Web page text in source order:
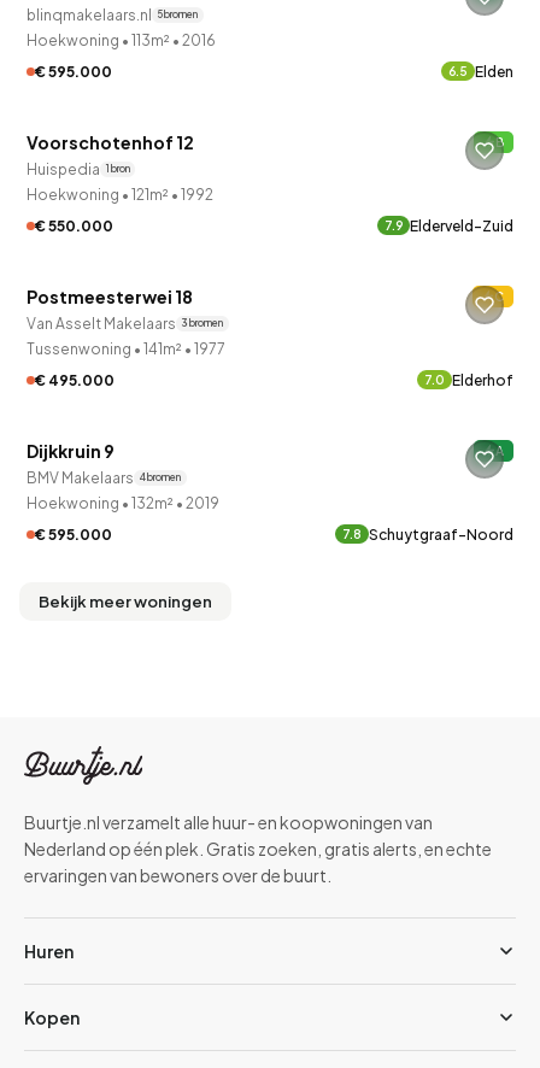
blinqmakelaars.nl 5 bronnen
Hoekwoning • 113m² • 2016
€ 595.000
6.5 Elden
Voorschotenhof 12 B
Huispedia 1 bron
Hoekwoning • 121m² • 1992
€ 550.000
7.9 Elderveld-Zuid
QUICKLANE™
Postmeesterwei 18 C
Van Asselt Makelaars 3 bronnen
Tussenwoning • 141m² • 1977
€ 495.000
7.0 Elderhof
QUICKLANE™
Dijkkruin 9 A
BMV Makelaars 4 bronnen
Hoekwoning • 132m² • 2019
€ 595.000
7.8 Schuytgraaf-Noord
Bekijk meer woningen
Buurtje.nl verzamelt alle huur- en koopwoningen van
Nederland op één plek. Gratis zoeken, gratis alerts, en echte
ervaringen van bewoners over de buurt.
Huren
Kopen